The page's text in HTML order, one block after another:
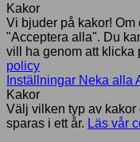
Kakor
Vi bjuder på kakor! Om
"Acceptera alla". Du
vill ha genom att klicka
policy
Inställningar Neka alla
Kakor
Välj vilken typ av
sparas i ett år. Läs vår